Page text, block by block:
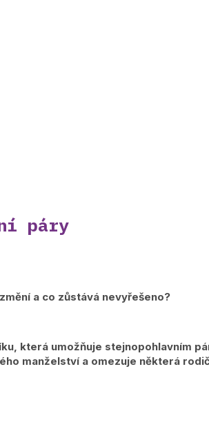
páry
a co zůstává nevyřešeno?
která umožňuje stejnopohlavním
manželství a omezuje některá